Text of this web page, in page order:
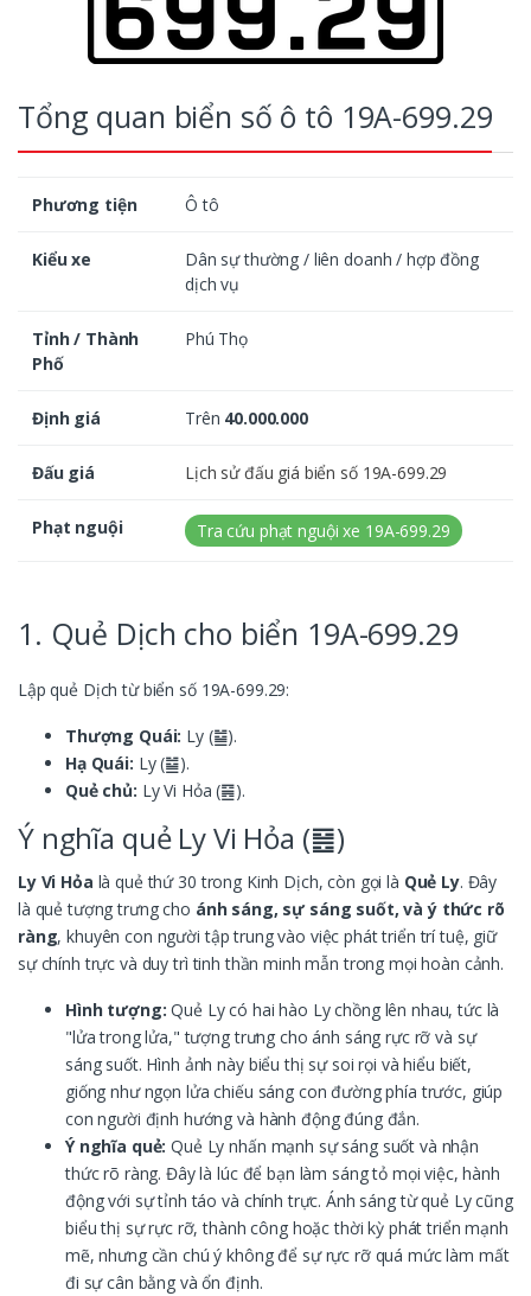
Tổng quan biển số ô tô 19A-699.29
Phương tiện Ô tô
Kiểu xe
Dân sự thường / liên doanh / hợp đồng
dịch vụ
Tỉnh / Thành
Phố
Phú Thọ
Định giá Trên 40.000.000
Đấu giá Lịch sử đấu giá biển số 19A-699.29
Phạt nguội Tra cứu phạt nguội xe 19A-699.29
1. Quẻ Dịch cho biển 19A-699.29
Lập quẻ Dịch từ biển số 19A-699.29:
Thượng Quái: Ly (䷄).
Hạ Quái: Ly (䷄).
Quẻ chủ: Ly Vi Hỏa (䷝).
Ý nghĩa quẻ Ly Vi Hỏa (䷝)
Ly Vi Hỏa là quẻ thứ 30 trong Kinh Dịch, còn gọi là Quẻ Ly. Đây
là quẻ tượng trưng cho ánh sáng, sự sáng suốt, và ý thức rõ
ràng, khuyên con người tập trung vào việc phát triển trí tuệ, giữ
sự chính trực và duy trì tinh thần minh mẫn trong mọi hoàn cảnh.
Hình tượng: Quẻ Ly có hai hào Ly chồng lên nhau, tức là
"lửa trong lửa," tượng trưng cho ánh sáng rực rỡ và sự
sáng suốt. Hình ảnh này biểu thị sự soi rọi và hiểu biết,
giống như ngọn lửa chiếu sáng con đường phía trước, giúp
con người định hướng và hành động đúng đắn.
Ý nghĩa quẻ: Quẻ Ly nhấn mạnh sự sáng suốt và nhận
thức rõ ràng. Đây là lúc để bạn làm sáng tỏ mọi việc, hành
động với sự tỉnh táo và chính trực. Ánh sáng từ quẻ Ly cũng
biểu thị sự rực rỡ, thành công hoặc thời kỳ phát triển mạnh
mẽ, nhưng cần chú ý không để sự rực rỡ quá mức làm mất
đi sự cân bằng và ổn định.